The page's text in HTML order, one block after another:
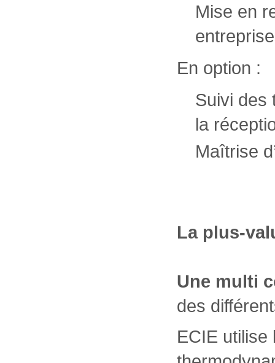
Mise en
En option :
Suivi des
la
Maîtrise
La plus-
Une multi
des
ECIE utilise